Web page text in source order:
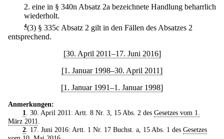
2. eine in § 340n Absatz 2a bezeichnete Handlung beharrlich
wiederholt.
4(3) § 335c Absatz 2 gilt in den Fällen des Absatzes 2
entsprechend.
[30. April 2011–17. Juni 2016]
[1. Januar 1998–30. April 2011]
[1. Januar 1991–1. Januar 1998]
Anmerkungen:
1
. 30. April 2011: Artt. 8 Nr. 3, 15 Abs. 2 des Gesetzes vom 1.
März 2011
2. 17. Juni 2016: Artt. 1 Nr. 17 Buchst. a, 15 Abs. 1 des Gesetzes